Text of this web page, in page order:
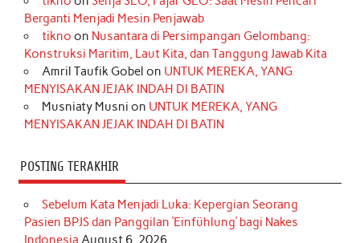
o
k
r
a
m
k
r
e
s
t
d
I
n
r
e
Berganti Menjadi Mesin Penjawab
tikno on Nusantara di Persimpangan Gelombang:
Konstruksi Maritim, Laut Kita, dan Tanggung Jawab Kita
Amril Taufik Gobel on UNTUK MEREKA, YANG
MENYISAKAN JEJAK INDAH DI BATIN
Musniaty Musni on UNTUK MEREKA, YANG
MENYISAKAN JEJAK INDAH DI BATIN
POSTING TERAKHIR
Sebelum Kata Menjadi Luka: Kepergian Seorang
Pasien BPJS dan Panggilan ‘Einfühlung’ bagi Nakes
Indonesia August 6, 2026